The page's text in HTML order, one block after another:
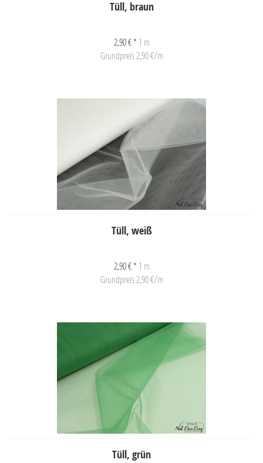
Tüll, braun
2,90 € * 1 m
Grundpreis 2,90 €/m
Tüll, weiß
2,90 € * 1 m
Grundpreis 2,90 €/m
Tüll, grün